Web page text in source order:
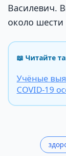
Василевич.
около
📖 Читайте
Учёные
COVID-19